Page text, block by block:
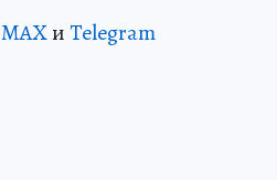
MAXиTelegram